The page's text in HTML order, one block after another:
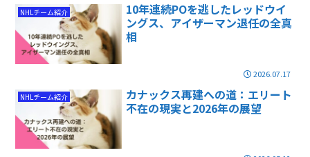
NHLチーム紹介
10年連続POを逃したレッドウイ
ングス、アイザーマン退任の全真
相
2026.07.17
NHLチーム紹介
カナックス再建への道：エリート
不在の現実と2026年の展望